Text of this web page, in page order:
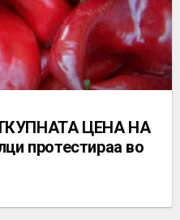
ЦЕНА НА
протестираа во